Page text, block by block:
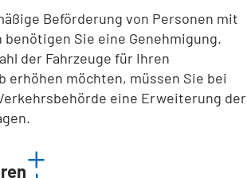
Beförderung von Personen mit
benötigen Sie eine Genehmigung.
der Fahrzeuge für Ihren
erhöhen möchten, müssen Sie bei
eine Erweiterung der